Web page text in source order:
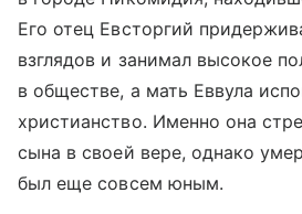
Его отец Евсторгий
взглядов и занимал высокое
в обществе, а мать Еввула
христианство. Именно она
сына в своей вере, однако
был еще совсем юным.